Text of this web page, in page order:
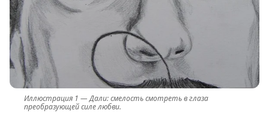
Дали: смелость смотреть в глаза
преобразующей силе любви.